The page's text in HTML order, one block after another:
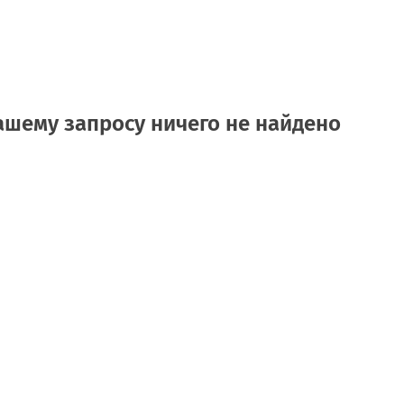
запросу ничего не найдено